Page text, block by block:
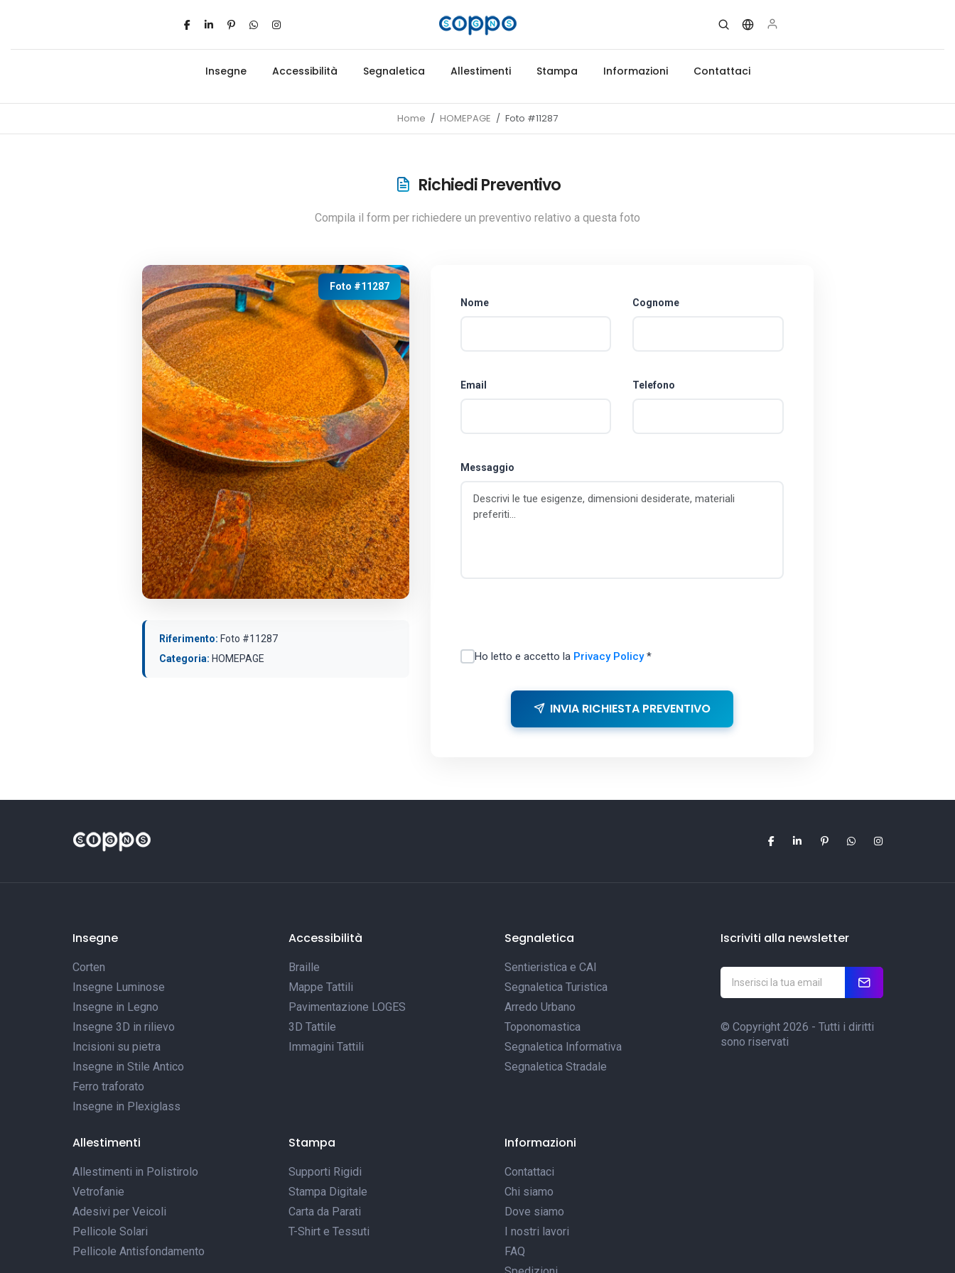
Insegne Accessibilità Segnaletica Allestimenti Stampa Informazioni Contattaci
Home HOMEPAGE Foto #11287
Richiedi Preventivo
Compila il form per richiedere un preventivo relativo a questa foto
Foto #11287
Riferimento: Foto #11287
Categoria: HOMEPAGE
Nome Cognome
Email Telefono
Messaggio
Ho letto e accetto la Privacy Policy*
INVIA RICHIESTA PREVENTIVO
Insegne
Corten
Insegne Luminose
Insegne in Legno
Insegne 3D in rilievo
Incisioni su pietra
Insegne in Stile Antico
Ferro traforato
Insegne in Plexiglass
Accessibilità
Braille
Mappe Tattili
Pavimentazione LOGES
3D Tattile
Immagini Tattili
Segnaletica
Sentieristica e CAI
Segnaletica Turistica
Arredo Urbano
Toponomastica
Segnaletica Informativa
Segnaletica Stradale
Allestimenti
Allestimenti in Polistirolo
Vetrofanie
Adesivi per Veicoli
Pellicole Solari
Pellicole Antisfondamento
Stampa
Supporti Rigidi
Stampa Digitale
Carta da Parati
T-Shirt e Tessuti
Informazioni
Contattaci
Chi siamo
Dove siamo
I nostri lavori
FAQ
Iscriviti alla newsletter
© Copyright 2026 - Tutti i diritti
sono riservati